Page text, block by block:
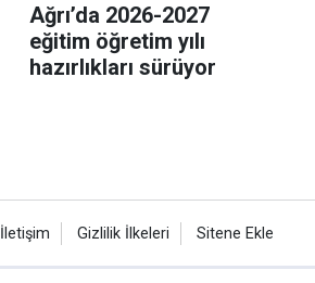
Ağrı’da 2026-2027
eğitim öğretim yılı
hazırlıkları sürüyor
İletişim Gizlilik İlkeleri Sitene Ekle